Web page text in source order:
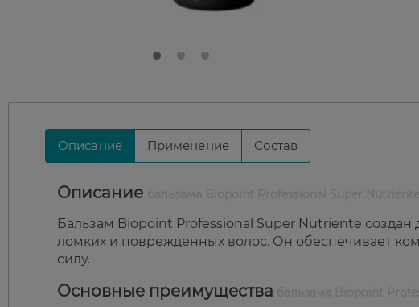
Описание Применение Состав
Описание
Бальзам Biopoint Professional Super Nutriente создан
ломких и поврежденных волос. Он обеспечивает
силу.
Основные преимущества